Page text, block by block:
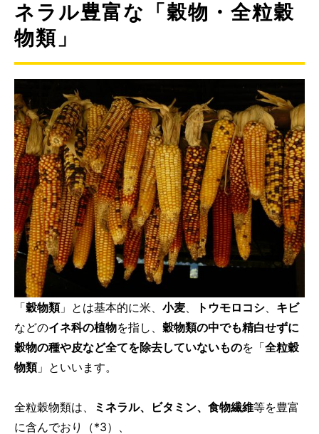
ネラル豊富な「穀物・全粒穀
物類」
「穀物類」とは基本的に米、 小麦 トウモロコシ
キビ
などのイネ科の植物を指し、 穀物類の中でも精白せずに
穀物の種や皮など全てを除去していないものを「全粒穀
物類」といいます。
全粒穀物類は、 ミネラル、ビタミン、食物繊維等を豊富
に含んでおり（*3）、